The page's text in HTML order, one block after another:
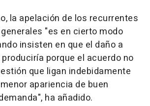
la apelación de los recurrentes
"es en cierto modo
insisten en que el daño a
porque el acuerdo no
que ligan indebidamente
apariencia de buen
ha añadido.